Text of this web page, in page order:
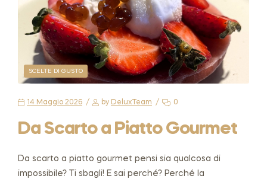
SCELTE DI GUSTO
14 Maggio 2026 by DeluxTeam 0
Da Scarto a Piatto Gourmet
Da scarto a piatto gourmet pensi sia qualcosa di
impossibile? Ti sbagli! E sai perché? Perché la